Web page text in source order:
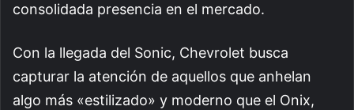
consolidada presencia en el mercado.
Con la llegada del Sonic, Chevrolet busca
capturar la atención de aquellos que anhelan
algo más «estilizado» y moderno que el Onix,